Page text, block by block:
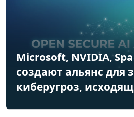
Microsoft, NVIDIA,
создают альянс для
киберугроз,